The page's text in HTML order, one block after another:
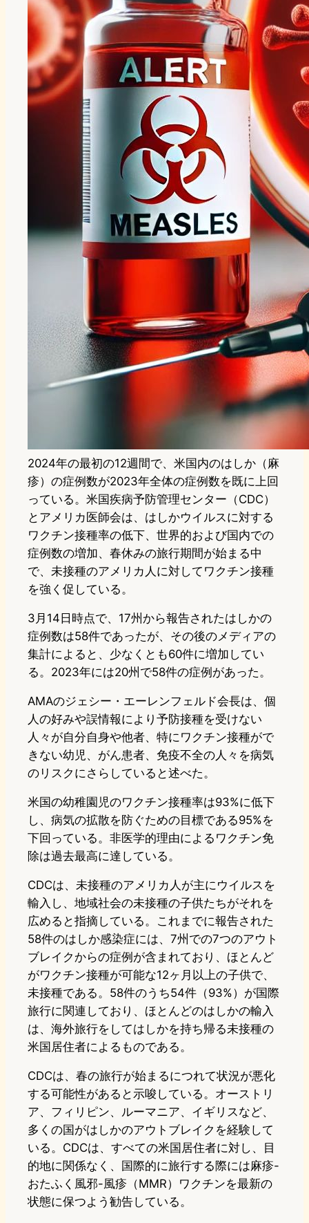
2024年の最初の12週間で、米国内のはしか（麻
疹）の症例数が2023年全体の症例数を既に上回
っている。米国疾病予防管理センター（CDC）
とアメリカ医師会は、はしかウイルスに対する
ワクチン接種率の低下、世界的および国内での
症例数の増加、春休みの旅行期間が始まる中
で、未接種のアメリカ人に対してワクチン接種
を強く促している。
3月14日時点で、17州から報告されたはしかの
症例数は58件であったが、その後のメディアの
集計によると、少なくとも60件に増加してい
る。2023年には20州で58件の症例があった。
AMAのジェシー・エーレンフェルド会長は、個
人の好みや誤情報により予防接種を受けない
人々が自分自身や他者、特にワクチン接種がで
きない幼児、がん患者、免疫不全の人々を病気
のリスクにさらしていると述べた。
米国の幼稚園児のワクチン接種率は93%に低下
し、病気の拡散を防ぐための目標である95%を
下回っている。非医学的理由によるワクチン免
除は過去最高に達している。
CDCは、未接種のアメリカ人が主にウイルスを
輸入し、地域社会の未接種の子供たちがそれを
広めると指摘している。これまでに報告された
58件のはしか感染症には、7州での7つのアウト
ブレイクからの症例が含まれており、ほとんど
がワクチン接種が可能な12ヶ月以上の子供で、
未接種である。58件のうち54件（93%）が国際
旅行に関連しており、ほとんどのはしかの輸入
は、海外旅行をしてはしかを持ち帰る未接種の
米国居住者によるものである。
CDCは、春の旅行が始まるにつれて状況が悪化
する可能性があると示唆している。オーストリ
ア、フィリピン、ルーマニア、イギリスなど、
多くの国がはしかのアウトブレイクを経験して
いる。CDCは、すべての米国居住者に対し、目
的地に関係なく、国際的に旅行する際には麻疹-
おたふく風邪-風疹（MMR）ワクチンを最新の
状態に保つよう勧告している。